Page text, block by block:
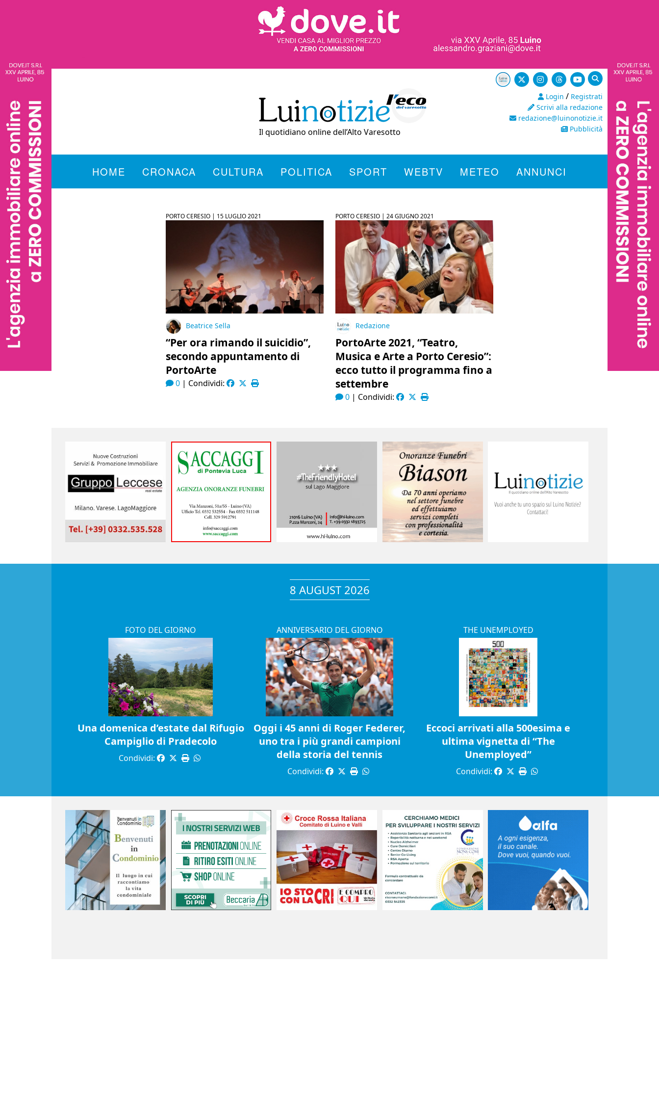
Il quotidiano online dell’Alto Varesotto
Login / Registrati
Scrivi alla redazione
redazione@luinonotizie.it
Pubblicità
HOME CRONACA CULTURA POLITICA SPORT WEBTV METEO ANNUNCI
PORTO CERESIO | 15 LUGLIO 2021
Beatrice Sella
“Per ora rimando il suicidio”,
secondo appuntamento di
PortoArte
0| Condividi:
PORTO CERESIO |24 GIUGNO 2021
Redazione
PortoArte 2021, “Teatro,
Musica e Arte a Porto Ceresio”:
ecco tutto il programma fino a
settembre
0 | Condividi:
8 AUGUST 2026
FOTO DEL GIORNO
Una domenica d’estate dal Rifugio
Campiglio di Pradecolo
Condividi:
ANNIVERSARIO DEL GIORNO
Oggi i 45 anni di Roger Federer,
uno tra i più grandi campioni
della storia del tennis
Condividi:
THE UNEMPLOYED
Eccoci arrivati alla 500esima e
ultima vignetta di “The
Unemployed”
Condividi: